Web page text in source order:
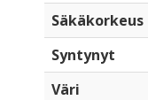
Säkäkorkeus
Syntynyt
Väri